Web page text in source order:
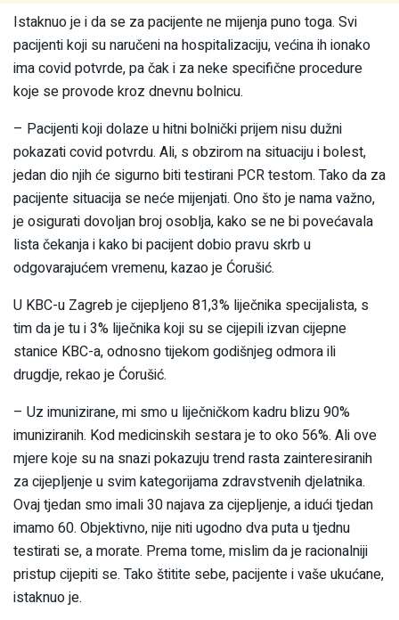
Istaknuo je i da se za pacijente ne mijenja puno toga. Svi
pacijenti koji su naručeni na hospitalizaciju, većina ih ionako
ima covid potvrde, pa čak i za neke specifične procedure
koje se provode kroz dnevnu bolnicu.
– Pacijenti koji dolaze u hitni bolnički prijem nisu dužni
pokazati covid potvrdu. Ali, s obzirom na situaciju i bolest,
jedan dio njih će sigurno biti testirani PCR testom. Tako da za
pacijente situacija se neće mijenjati. Ono što je nama važno,
je osigurati dovoljan broj osoblja, kako se ne bi povećavala
lista čekanja i kako bi pacijent dobio pravu skrb u
odgovarajućem vremenu, kazao je Ćorušić.
U KBC-u Zagreb je cijepljeno 81,3% liječnika specijalista, s
tim da je tu i 3% liječnika koji su se cijepili izvan cijepne
stanice KBC-a, odnosno tijekom godišnjeg odmora ili
drugdje, rekao je Ćorušić.
– Uz imunizirane, mi smo u liječničkom kadru blizu 90%
imuniziranih. Kod medicinskih sestara je to oko 56%. Ali ove
mjere koje su na snazi pokazuju trend rasta zainteresiranih
za cijepljenje u svim kategorijama zdravstvenih djelatnika.
Ovaj tjedan smo imali 30 najava za cijepljenje, a idući tjedan
imamo 60. Objektivno, nije niti ugodno dva puta u tjednu
testirati se, a morate. Prema tome, mislim da je racionalniji
pristup cijepiti se. Tako štitite sebe, pacijente i vaše ukućane,
istaknuo je.